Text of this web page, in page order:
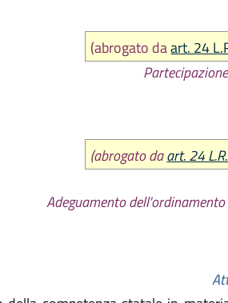
(abrogato daart. 24
(abrogato daart. 24
Adeguamento